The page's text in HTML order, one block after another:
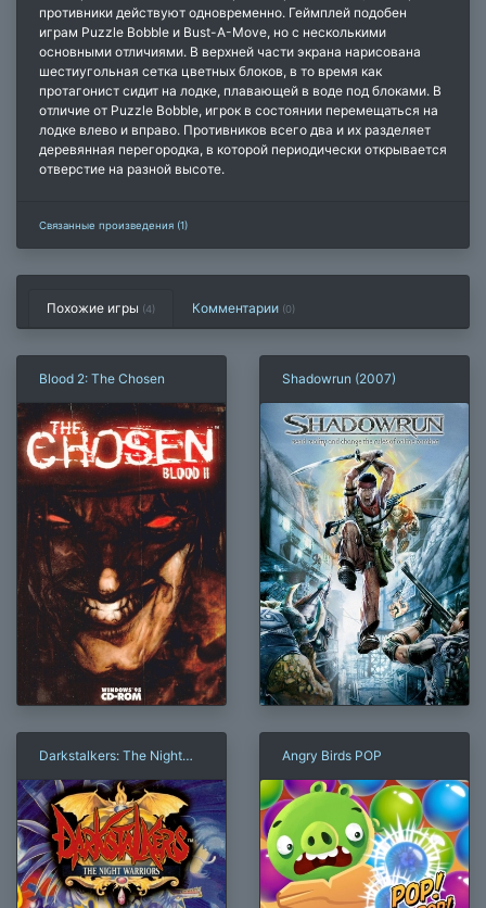
противники действуют одновременно. Геймплей подобен
играм Puzzle Bobble и Bust-A-Move, но с несколькими
основными отличиями. В верхней части экрана нарисована
шестиугольная сетка цветных блоков, в то время как
протагонист сидит на лодке, плавающей в воде под блоками. В
отличие от Puzzle Bobble, игрок в состоянии перемещаться на
лодке влево и вправо. Противников всего два и их разделяет
деревянная перегородка, в которой периодически открывается
отверстие на разной высоте.
Связанные произведения (1)
Похожие игры (4) Комментарии (0)
Blood 2: The Chosen Shadowrun (2007)
Darkstalkers: The Night
Angry Birds POP